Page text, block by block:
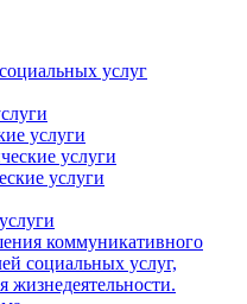
услуг
услуги
услуги
услуги
коммуникативного
социальных услуг,